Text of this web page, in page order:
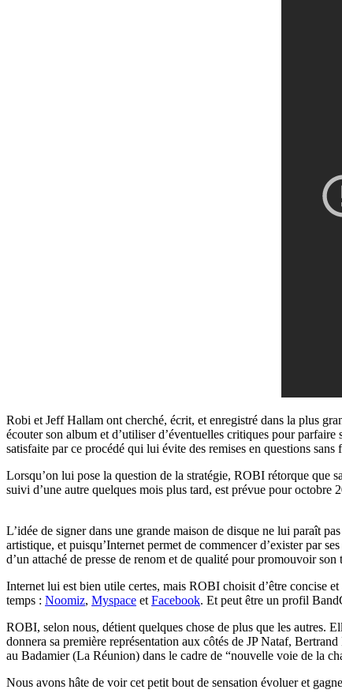
Robi et Jeff Hallam ont cherché, écrit, et enregistré dans la plus
écouter son album et d’utiliser d’éventuelles critiques pour
satisfaite par ce procédé qui lui évite des remises en questions sans
Lorsqu’on lui pose la question de la stratégie, ROBI rétorque que
suivi d’une autre quelques mois plus tard, est prévue pour octobre
L’idée de signer dans une grande maison de disque ne lui paraît
artistique, et puisqu’Internet permet de commencer d’exister par
d’un attaché de presse de renom et de qualité pour promouvoir
Internet lui est bien utile certes, mais ROBI choisit d’être concise
temps : Noomiz, Myspace et Facebook. Et peut être un profil
ROBI, selon nous, détient quelques chose de plus que les autres.
donnera sa première représentation aux côtés de JP Nataf,
au Badamier (La Réunion) dans le cadre de “nouvelle voie de la
Nous avons hâte de voir cet petit bout de sensation évoluer et